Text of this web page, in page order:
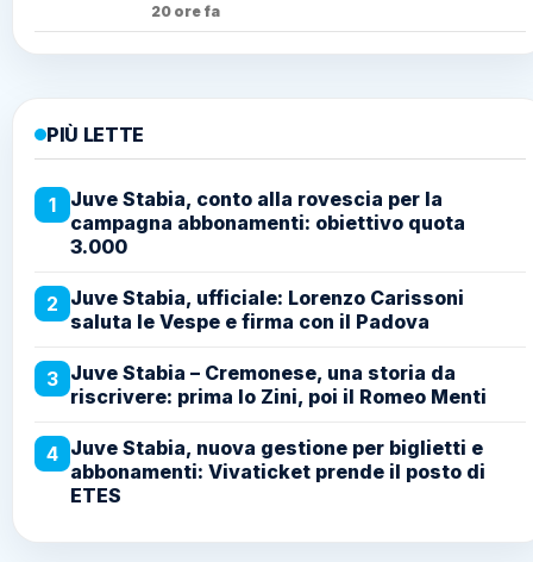
20 ore fa
PIÙ LETTE
1
Juve Stabia, conto alla rovescia per la
campagna abbonamenti: obiettivo quota
3.000
2 Juve Stabia, ufficiale: Lorenzo Carissoni
saluta le Vespe e firma con il Padova
3 Juve Stabia – Cremonese, una storia da
riscrivere: prima lo Zini, poi il Romeo Menti
4 Juve Stabia, nuova gestione per biglietti e
abbonamenti: Vivaticket prende il posto di
ETES